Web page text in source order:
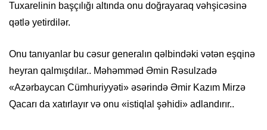
Tuхarelinin başçılığı altında onu doğrayaraq vəhşicəsinə
qətlə yetirdilər.
Onu tanıyanlar bu cəsur generalın qəlbindəki vətən eşqinə
heyran qalmışdılar.. Məhəmməd Əmin Rəsulzadə
«Azərbaycan Cümhuriyyəti» əsərində Əmir Kazım Mirzə
Qacarı da xatırlayır və onu «istiqlal şəhidi» adlandırır..